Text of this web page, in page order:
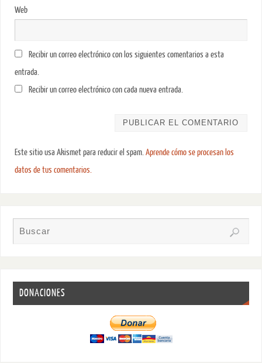
Web
Recibir un correo electrónico con los siguientes comentarios a esta
entrada.
Recibir un correo electrónico con cada nueva entrada.
Este sitio usa Akismet para reducir el spam.Aprende cómo se procesan los
datos de tus comentarios.
DONACIONES